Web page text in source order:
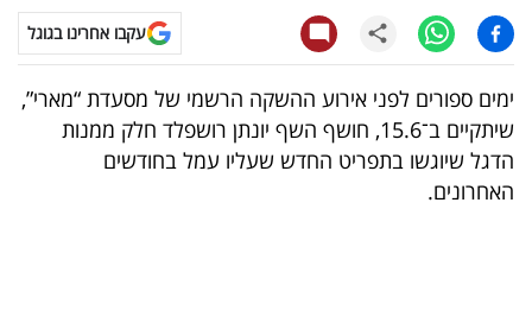
ויראלי
טלוויזיה
עסקי
ספורט
עקבו אחרינו בגוגל
ימים ספורים לפני אירוע ההשקה הרשמי של מסעדת “מארי”,
שיתקיים ב־15.6, חושף השף יונתן רושפלד חלק ממנות
הדגל שיוגשו בתפריט החדש שעליו עמל בחודשים
האחרונים.